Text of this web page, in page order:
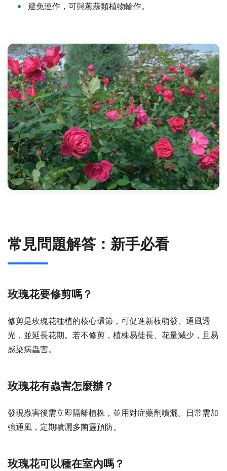
避免連作，可與蔥蒜類植物輪作。
常見問題解答：新手必看
玫瑰花要修剪嗎？
修剪是玫瑰花種植的核心環節，可促進新枝萌發、通風透
光，並延長花期。若不修剪，植株易徒長、花量減少，且易
感染病蟲害。
玫瑰花有蟲害怎麼辦？
發現蟲害後需立即隔離植株，並用對症藥劑噴灑。日常需加
強通風，定期噴灑多菌靈預防。
玫瑰花可以種在室內嗎？